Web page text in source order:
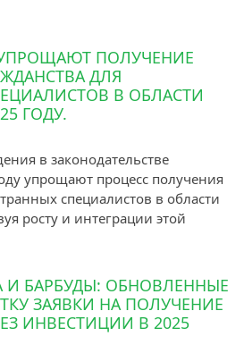
ПОЛУЧЕНИЕ
ДЛЯ
В ОБЛАСТИ
ГОДУ.
в законодательстве
упрощают процесс получения
специалистов в области
росту и интеграции этой
И БАРБУДЫ: ОБНОВЛЕННЫЕ
ЗАЯВКИ НА ПОЛУЧЕНИЕ
ИНВЕСТИЦИИ В 2025